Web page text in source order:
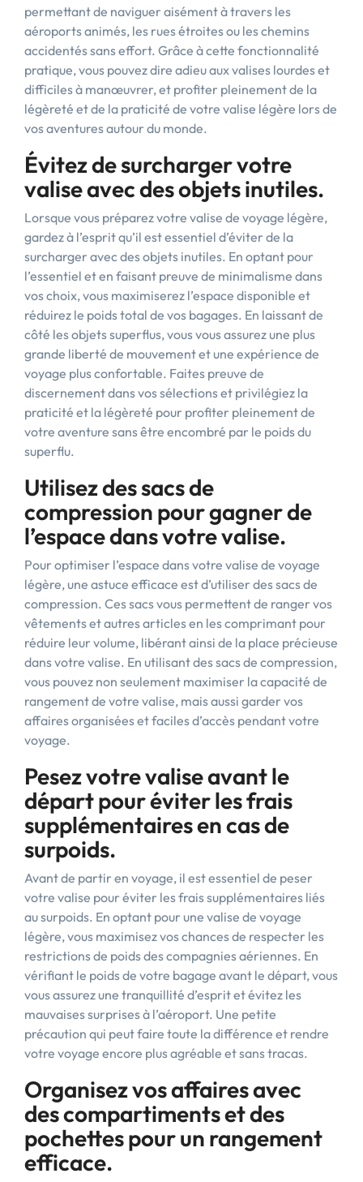
permettant de naviguer aisément à travers les
aéroports animés, les rues étroites ou les chemins
accidentés sans effort. Grâce à cette fonctionnalité
pratique, vous pouvez dire adieu aux valises lourdes et
difficiles à manœuvrer, et profiter pleinement de la
légèreté et de la praticité de votre valise légère lors de
vos aventures autour du monde.
Évitez de surcharger votre
valise avec des objets inutiles.
Lorsque vous préparez votre valise de voyage légère,
gardez à l’esprit qu’il est essentiel d’éviter de la
surcharger avec des objets inutiles. En optant pour
l’essentiel et en faisant preuve de minimalisme dans
vos choix, vous maximiserez l’espace disponible et
réduirez le poids total de vos bagages. En laissant de
côté les objets superflus, vous vous assurez une plus
grande liberté de mouvement et une expérience de
voyage plus confortable. Faites preuve de
discernement dans vos sélections et privilégiez la
praticité et la légèreté pour profiter pleinement de
votre aventure sans être encombré par le poids du
superflu.
Utilisez des sacs de
compression pour gagner de
l’espace dans votre valise.
Pour optimiser l’espace dans votre valise de voyage
légère, une astuce efficace est d’utiliser des sacs de
compression. Ces sacs vous permettent de ranger vos
vêtements et autres articles en les comprimant pour
réduire leur volume, libérant ainsi de la place précieuse
dans votre valise. En utilisant des sacs de compression,
vous pouvez non seulement maximiser la capacité de
rangement de votre valise, mais aussi garder vos
affaires organisées et faciles d’accès pendant votre
voyage.
Pesez votre valise avant le
départ pour éviter les frais
supplémentaires en cas de
surpoids.
Avant de partir en voyage, il est essentiel de peser
votre valise pour éviter les frais supplémentaires liés
au surpoids. En optant pour une valise de voyage
légère, vous maximisez vos chances de respecter les
restrictions de poids des compagnies aériennes. En
vérifiant le poids de votre bagage avant le départ, vous
vous assurez une tranquillité d’esprit et évitez les
mauvaises surprises à l’aéroport. Une petite
précaution qui peut faire toute la différence et rendre
votre voyage encore plus agréable et sans tracas.
Organisez vos affaires avec
des compartiments et des
pochettes pour un rangement
efficace.